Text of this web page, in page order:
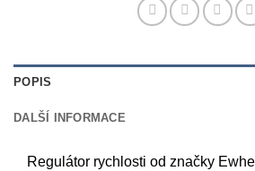
POPIS
DALŠÍ INFORMACE
Regulátor rychlosti od značky